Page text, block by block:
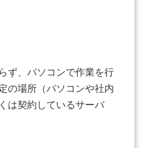
ず、パソコンで作業を行
の場所（パソコンや社内
は契約しているサーバ